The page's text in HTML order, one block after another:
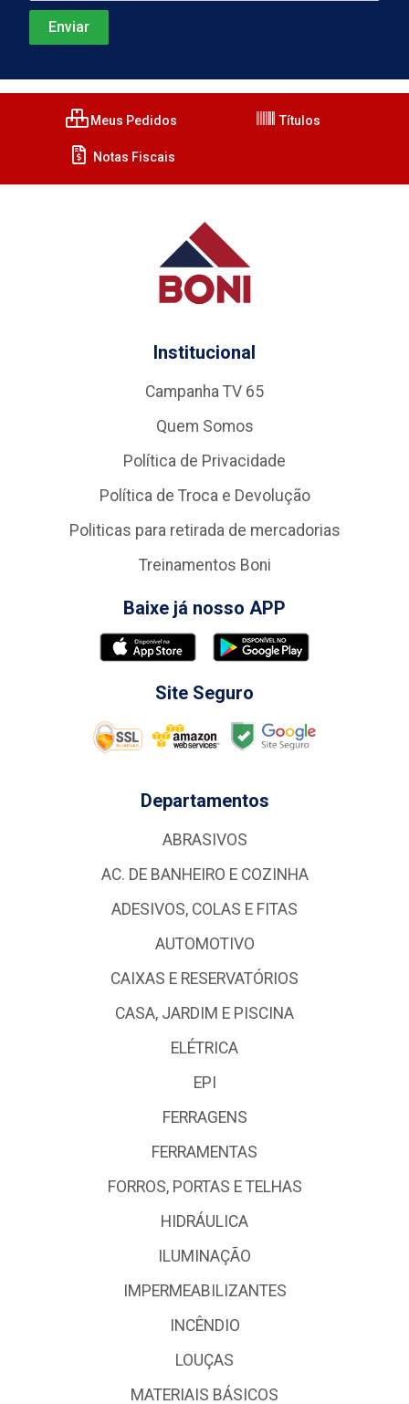
Meus Pedidos Títulos
Notas Fiscais
Institucional
Campanha TV 65
Quem Somos
Política de Privacidade
Política de Troca e Devolução
Politicas para retirada de mercadorias
Treinamentos Boni
Baixe já nosso APP
Site Seguro
Departamentos
ABRASIVOS
AC. DE BANHEIRO E COZINHA
ADESIVOS, COLAS E FITAS
AUTOMOTIVO
CAIXAS E RESERVATÓRIOS
CASA, JARDIM E PISCINA
ELÉTRICA
EPI
FERRAGENS
FERRAMENTAS
FORROS, PORTAS E TELHAS
HIDRÁULICA
ILUMINAÇÃO
IMPERMEABILIZANTES
INCÊNDIO
LOUÇAS
MATERIAIS BÁSICOS